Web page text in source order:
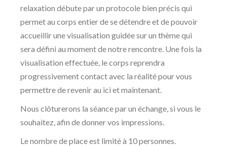
relaxation débute par un protocole bien précis qui
permet au corps entier de se détendre et de pouvoir
accueillir une visualisation guidée sur un thème qui
sera défini au moment de notre rencontre. Une fois la
visualisation effectuée, le corps reprendra
progressivement contact avec la réalité pour vous
permettre de revenir au ici et maintenant.
Nous clôturerons la séance par un échange, si vous le
souhaitez, afin de donner vos impressions.
Le nombre de place est limité à 10 personnes.